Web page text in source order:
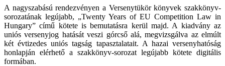
A nagyszabású rendezvényen a Versenytükör könyvek szakkönyv-
sorozatának legújabb, „Twenty Years of EU Competition Law in
Hungary” című kötete is bemutatásra kerül majd. A kiadvány az
uniós versenyjog hatását veszi górcső alá, megvizsgálva az elmúlt
két évtizedes uniós tagság tapasztalatait. A hazai versenyhatóság
honlapján elérhető a szakkönyv-sorozat legújabb kötete digitális
formában.